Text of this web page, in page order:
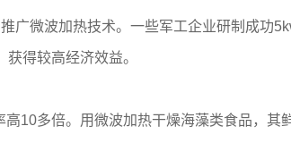
微波加热技术。一些军工企业研制成功
得较高经济效益。
多倍。用微波加热干燥海藻类食品，其